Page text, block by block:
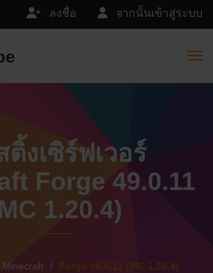
จากนั้นเข้าสู่ระบบ
ลงชื่อ
ติ้งเซิร์ฟเวอร์
Forge 49.0.11
1.20.4)
Minecraft Forge 49.0.11 (MC 1.20.4)